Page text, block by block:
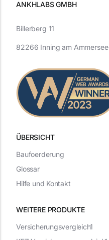
ANKHLABS GMBH
ÜBERSICHT
WEITERE PRODUKTE
Versicherungsvergleich1
Billerberg 11
82266 Inning am Ammersee
Baufoerderung
Glossar
Hilfe und Kontakt